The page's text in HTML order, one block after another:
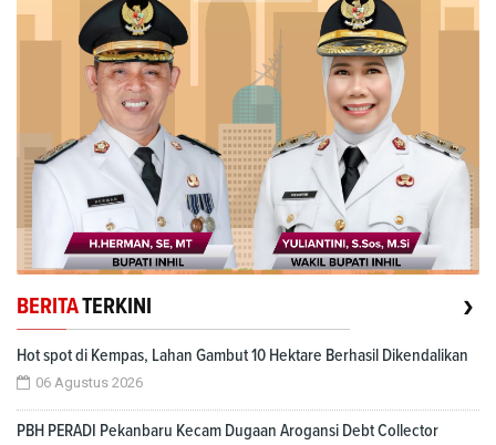
BERITATERKINI ›
Hot spot di Kempas, Lahan Gambut 10 Hektare Berhasil Dikendalikan
06 Agustus 2026
PBH PERADI Pekanbaru Kecam Dugaan Arogansi Debt Collector